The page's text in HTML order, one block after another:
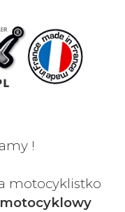
!
motocyklistko